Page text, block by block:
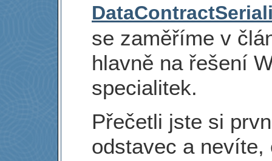
se zaměříme v
hlavně na řešení
specialitek.
Přečetli jste si
odstavec a nevíte,